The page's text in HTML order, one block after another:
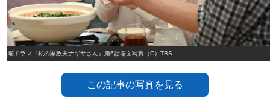
火曜ドラマ『私の家政夫ナギサさん』第6話場面写真（C）TBS
この記事の写真を見る